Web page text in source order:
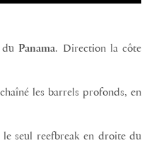
Panama. Direction la côte
les barrels profonds, en
le seul reefbreak en droite du